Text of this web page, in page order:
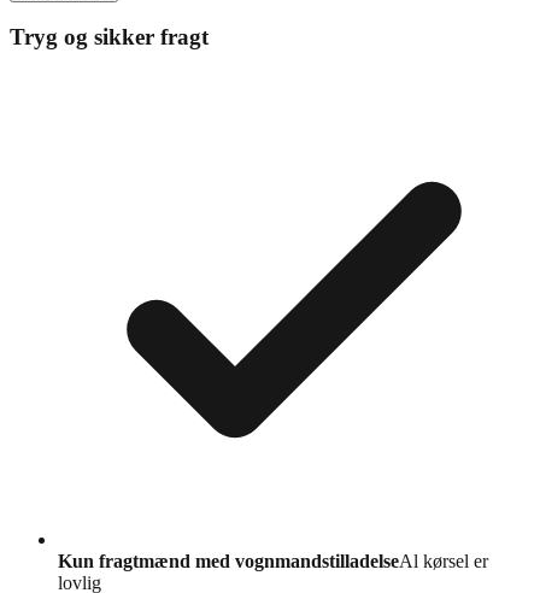
Tryg og sikker fragt
Kun fragtmænd med vognmandstilladelseAl kørsel er
lovlig